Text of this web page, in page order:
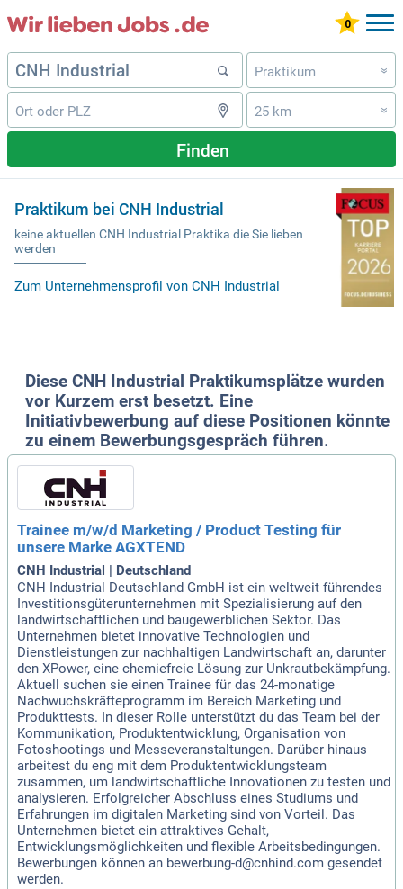
Praktikum »
25 km »
Finden
Praktikum bei CNH Industrial
keine aktuellen CNH Industrial Praktika die Sie lieben
werden
Zum Unternehmensprofil von CNH Industrial
Diese CNH Industrial Praktikumsplätze wurden
vor Kurzem erst besetzt. Eine
Initiativbewerbung auf diese Positionen könnte
zu einem Bewerbungsgespräch führen.
Trainee m/w/d Marketing / Product Testing für
unsere Marke AGXTEND
CNH Industrial | Deutschland
CNH Industrial Deutschland GmbH ist ein weltweit führendes
Investitionsgüterunternehmen mit Spezialisierung auf den
landwirtschaftlichen und baugewerblichen Sektor. Das
Unternehmen bietet innovative Technologien und
Dienstleistungen zur nachhaltigen Landwirtschaft an, darunter
den XPower, eine chemiefreie Lösung zur Unkrautbekämpfung.
Aktuell suchen sie einen Trainee für das 24-monatige
Nachwuchskräfteprogramm im Bereich Marketing und
Produkttests. In dieser Rolle unterstützt du das Team bei der
Kommunikation, Produktentwicklung, Organisation von
Fotoshootings und Messeveranstaltungen. Darüber hinaus
arbeitest du eng mit dem Produktentwicklungsteam
zusammen, um landwirtschaftliche Innovationen zu testen und
analysieren. Erfolgreicher Abschluss eines Studiums und
Erfahrungen im digitalen Marketing sind von Vorteil. Das
Unternehmen bietet ein attraktives Gehalt,
Entwicklungsmöglichkeiten und flexible Arbeitsbedingungen.
Bewerbungen können an bewerbung-d@cnhind.com gesendet
werden.